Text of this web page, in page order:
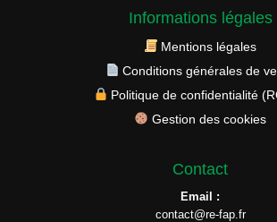
Informations légales
Mentions légales
Conditions générales de
Politique de confidentialité
Gestion des cookies
Contact
Email :
contact@re-fap.fr